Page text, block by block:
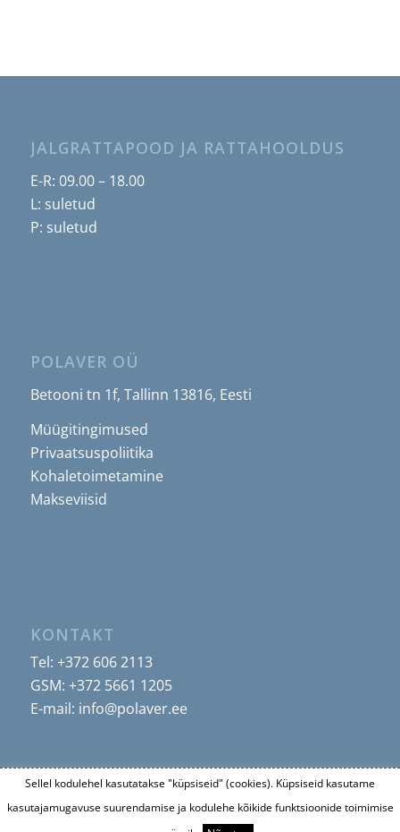
JALGRATTAPOOD JA RATTAHOOLDUS
E-R: 09.00 – 18.00
L: suletud
P: suletud
POLAVER OÜ
Betooni tn 1f, Tallinn 13816, Eesti
Müügitingimused
Privaatsuspoliitika
Kohaletoimetamine
Makseviisid
KONTAKT
Tel: +372 606 2113
GSM: +372 5661 1205
E-mail: info@polaver.ee
Sellel kodulehel kasutatakse "küpsiseid" (cookies). Küpsiseid kasutame
kasutajamugavuse suurendamise ja kodulehe kõikide funktsioonide toimimise